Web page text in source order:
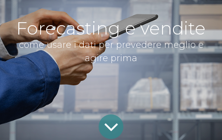
Forecasting e vendite
come usare i dati per prevedere meglio e
agire prima